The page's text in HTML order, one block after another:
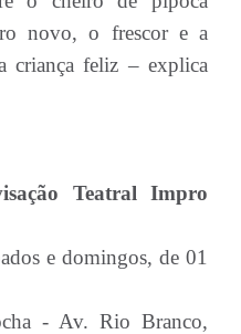
novo, o frescor e a
criança feliz – explica
Teatral Impro
e domingos, de 01
- Av. Rio Branco,